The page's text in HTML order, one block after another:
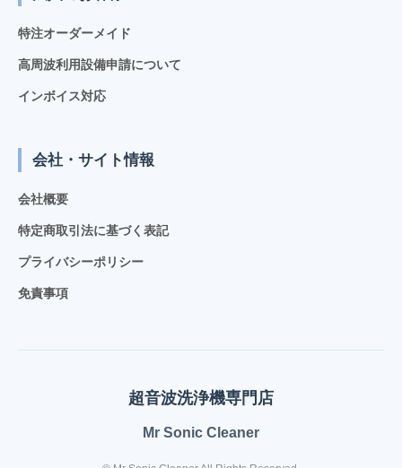
特注オーダーメイド
高周波利用設備申請について
インボイス対応
会社・サイト情報
会社概要
特定商取引法に基づく表記
プライバシーポリシー
免責事項
超音波洗浄機専門店
Mr Sonic Cleaner